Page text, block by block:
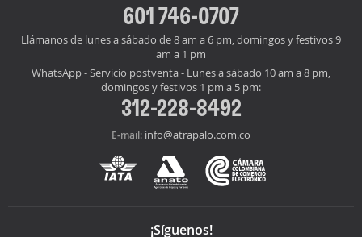
601 746-0707
Llámanos de lunes a sábado de 8 am a 6 pm, domingos y festivos 9
am a 1 pm
WhatsApp - Servicio postventa - Lunes a sábado 10 am a 8 pm,
domingos y festivos 1 pm a 5 pm:
312-228-8492
E-mail: info@atrapalo.com.co
¡Síguenos!